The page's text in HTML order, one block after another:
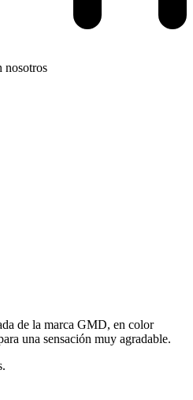
nosotros
de la marca GMD, en color
una sensación muy agradable.